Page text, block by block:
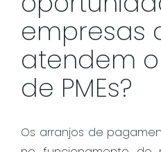
empresas
atendem
de PMEs?
Os arranjos de